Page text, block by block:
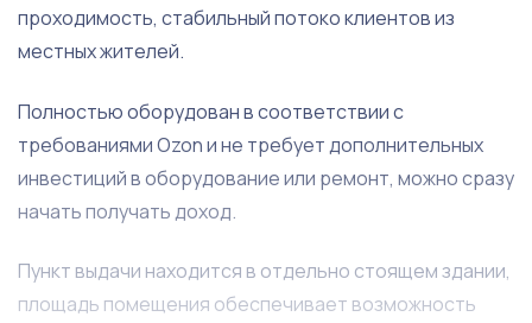
проходимость, стабильный потоко клиентов из
местных жителей.
Полностью оборудован в соответствии с
требованиями Ozon и не требует дополнительных
инвестиций в оборудование или ремонт, можно сразу
начать получать доход.
Пункт выдачи находится в отдельно стоящем здании,
площадь помещения обеспечивает возможность